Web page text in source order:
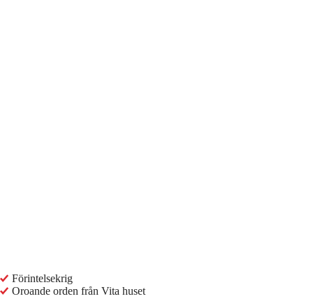
Förintelsekrig
Oroande orden från Vita huset